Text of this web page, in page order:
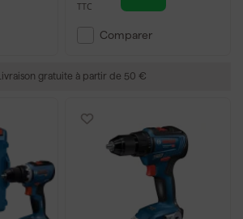
Livraison gratuite à partir de 50 €
TTC
Comparer